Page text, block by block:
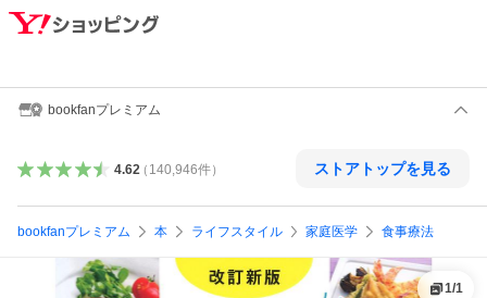
bookfanプレミアム
4.62（ 140,946件） ストアトップを見る
bookfanプレミアム 本 ライフスタイル 家庭医学 食事療法
1/1